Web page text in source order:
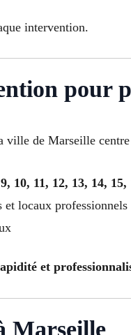
intervention.
pour
ville de Marseille centre
10, 11, 12, 13, 14, 15,
et locaux professionnels
et
Marseille